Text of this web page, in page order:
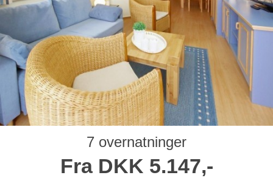
7 overnatninger
Fra DKK 5.147,-